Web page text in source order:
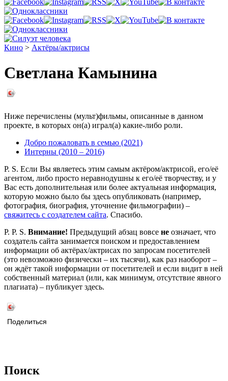
Кино > Актёры/актрисы
Светлана Камынина
Ниже перечислены (мульт)фильмы, описанные в данном
проекте, в которых он(а) играл(а) какие-либо роли.
Добро пожаловать в семью (2021)
Интерны (2010 – 2016)
P. S. Если Вы являетесь этим самым актёром/актрисой, его/её
агентом, либо просто неравнодушны к его/её творчеству, и у
Вас есть дополнительная или более актуальная информация,
которую можно было бы здесь опубликовать (например,
фотография, биография, уточнение фильмографии) –
свяжитесь с создателем сайта. Спасибо.
P. P. S. Внимание! Предыдущий абзац вовсе не означает, что
создатель сайта занимается поиском и предоставлением
информации об актёрах/актрисах по запросам посетителей
(это невозможно физически – их тысячи), как раз наоборот –
он ждёт такой информации от посетителей и если видит в ней
собственный материал (или, как минимум, отсутствие явного
плагиата) – публикует здесь.
Поделиться
Поиск